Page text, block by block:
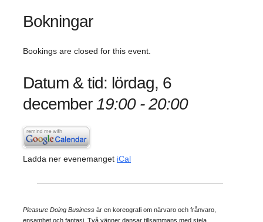
Bokningar
Bookings are closed for this event.
Datum & tid: lördag, 6
december 19:00 - 20:00
Ladda ner evenemanget iCal
Pleasure Doing Business är en koreografi om närvaro och frånvaro,
ensamhet och fantasi. Två vänner dansar tillsammans med stela,